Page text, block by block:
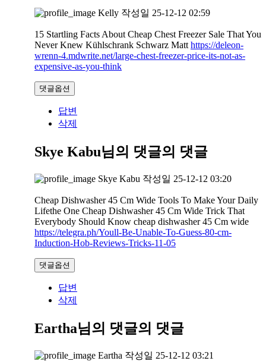
Kelly 작성일 25-12-12 02:59
15 Startling Facts About Cheap Chest Freezer Sale That You
Never Knew Kühlschrank Schwarz Matt https://deleon-
wrenn-4.mdwrite.net/large-chest-freezer-price-its-not-as-
expensive-as-you-think
댓글옵션
답변
삭제
Skye Kabu님의 댓글의 댓글
Skye Kabu 작성일 25-12-12 03:20
Cheap Dishwasher 45 Cm Wide Tools To Make Your Daily
Lifethe One Cheap Dishwasher 45 Cm Wide Trick That
Everybody Should Know cheap dishwasher 45 Cm wide
https://telegra.ph/Youll-Be-Unable-To-Guess-80-cm-
Induction-Hob-Reviews-Tricks-11-05
댓글옵션
답변
삭제
Eartha님의 댓글의 댓글
Eartha 작성일 25-12-12 03:21